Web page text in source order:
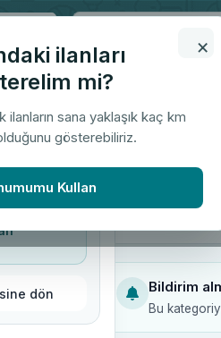
×
ilanları
mi?
ilanların sana yaklaşık kaç km
gösterebiliriz.
Kullan
& Aksesuar
/
dön
"iPad
Bildirim
Bu